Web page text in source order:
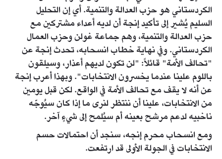
الكردستاني هو حزب العدالة والتنمية. أي إن التحليل
السليم يُشير إلى تأكيد إنجة أن لديه أعداء مشتركين مع
حزب العدالة والتنمية، وهم جماعة غولن وحزب العمال
الكردستاني. وفي نهاية خطاب انسحابه، تحدث إنجة عن
"تحالف الأمة" قائلاً: "لن تكون لديهم أعذار، وسيلقون
باللوم علينا عندما يخسرون الانتخابات". وبهذا أعرب إنجة
عن أنه لا يقف مع تحالف الأمة في الواقع. لكن قبل يومين
من الانتخابات، علينا أن ننتظر لنرى ما إذا كان سيُوجّه
ناخبيه لدعم مرشح بعينه أم سيُلمح إلى شيءٍ آخر.
ومع انسحاب محرم إنجه، سنجد أن احتمالات حسم
الانتخابات في الجولة الأولى قد ارتفعت.